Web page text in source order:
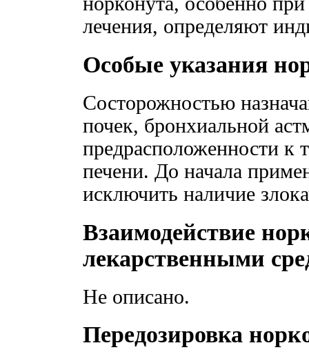
лечения, определяют
Особые указания
Состорожностью
почек, бронхиальной
предрасположенности к
печени. До начала
исключить наличие
Взаимодействие
лекарственными
Не описано.
Передозировка